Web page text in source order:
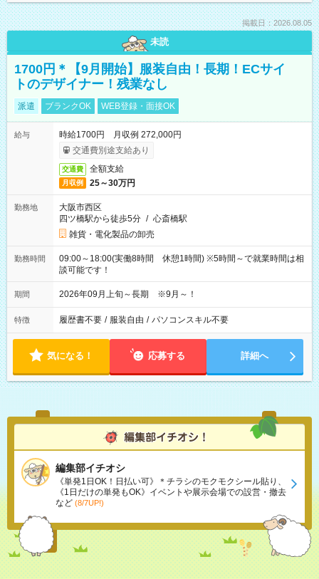
掲載日：2026.08.05
未読
1700円＊【9月開始】服装自由！長期！ECサイ
トのデザイナー！残業なし
派遣 ブランクOK WEB登録・面接OK
給与
時給1700円 月収例 272,000円
交通費別途支給あり
交通費 全額支給
月収例 25～30万円
勤務地
大阪市西区
四ツ橋駅から徒歩5分 / 心斎橋駅
雑貨・電化製品の卸売
勤務時間
09:00～18:00(実働8時間 休憩1時間) ※5時間～で就業時間は相
談可能です！
期間 2026年09月上旬～長期 ※9月～！
特徴 履歴書不要 / 服装自由 / パソコンスキル不要
気になる！ 応募する 詳細へ
編集部イチオシ
《単発1日OK！日払い可》＊チラシのモクモクシール貼り、
《1日だけの単発もOK》イベントや展示会場での設営・撤去
など (8/7UP!)